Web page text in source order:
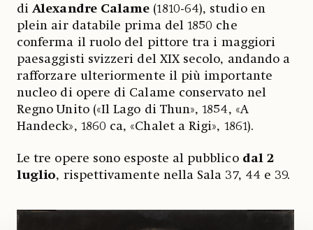
diAlexandre Calame (1810-64), studio en
plein air databile prima del 1850 che
conferma il ruolo del pittore tra i maggiori
paesaggisti svizzeri del XIX secolo, andando a
rafforzare ulteriormente il più importante
nucleo di opere di Calame conservato nel
Regno Unito («Il Lago di Thun», 1854, «A
Handeck», 1860 ca, «Chalet a Rigi», 1861).
Le tre opere sono esposte al pubblico dal 2
luglio, rispettivamente nella Sala 37, 44 e 39.